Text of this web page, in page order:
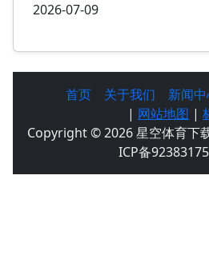
2026-07-09
首页 关于我们 新闻
| 网站地图 |
Copyright © 2026 星空体育下
ICP备